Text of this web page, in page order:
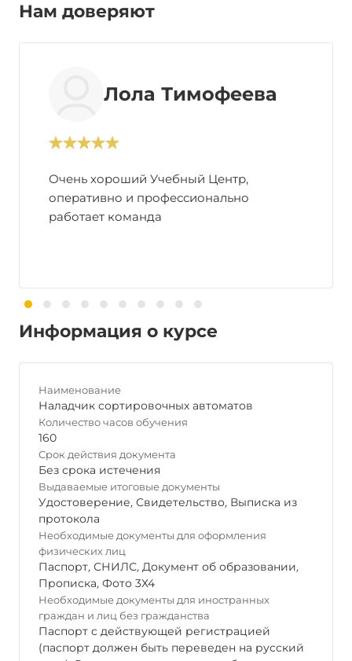
Нам доверяют
Лола Тимофеева
Очень хороший Учебный Центр,
оперативно и профессионально
работает команда
Информация о курсе
Наименование
Наладчик сортировочных автоматов
Количество часов обучения
160
Срок действия документа
Без срока истечения
Выдаваемые итоговые документы
Удостоверение, Свидетельство, Выписка из
протокола
Необходимые документы для оформления
физических лиц
Паспорт, СНИЛС, Документ об образовании,
Прописка, Фото 3Х4
Необходимые документы для иностранных
граждан и лиц без гражданства
Паспорт с действующей регистрацией
(паспорт должен быть переведен на русский